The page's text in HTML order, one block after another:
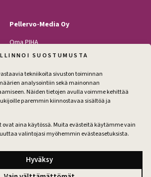
SUOSTUMUSTA
tekniikoita sivuston toiminnan
analysointiin sekä mainonnan
Näiden tietojen avulla voimme kehittää
paremmin kiinnostavaa sisältöä ja
aina käytössä. Muita evästeitä käytämme vain
valintojasi myöhemmin evästeasetuksista.
Hyväksy
Pellervo-Media Oy
Oma PIHA
Kodin Pellervo
Maatilan Pellervo
Facebook
Instagram